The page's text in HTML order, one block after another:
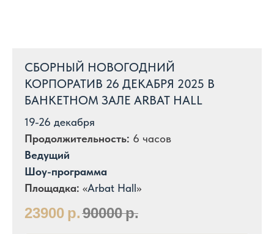
СБОРНЫЙ НОВОГОДНИЙ
КОРПОРАТИВ 26 ДЕКАБРЯ 2025 В
БАНКЕТНОМ ЗАЛЕ ARBAT HALL
19-26 декабря
Продолжительность: 6 часов
Ведущий
Шоу-программа
Площадка: «Arbat Hall»
23900 р.90000р.